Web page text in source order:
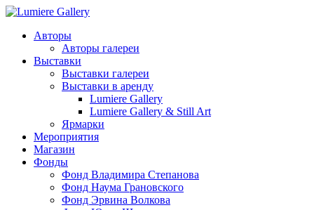
Авторы
Авторы галереи
Выставки
Выставки галереи
Выставки в аренду
Lumiere Gallery
Lumiere Gallery & Still Art
Ярмарки
Мероприятия
Магазин
Фонды
Фонд Владимира Степанова
Фонд Наума Грановского
Фонд Эрвина Волкова